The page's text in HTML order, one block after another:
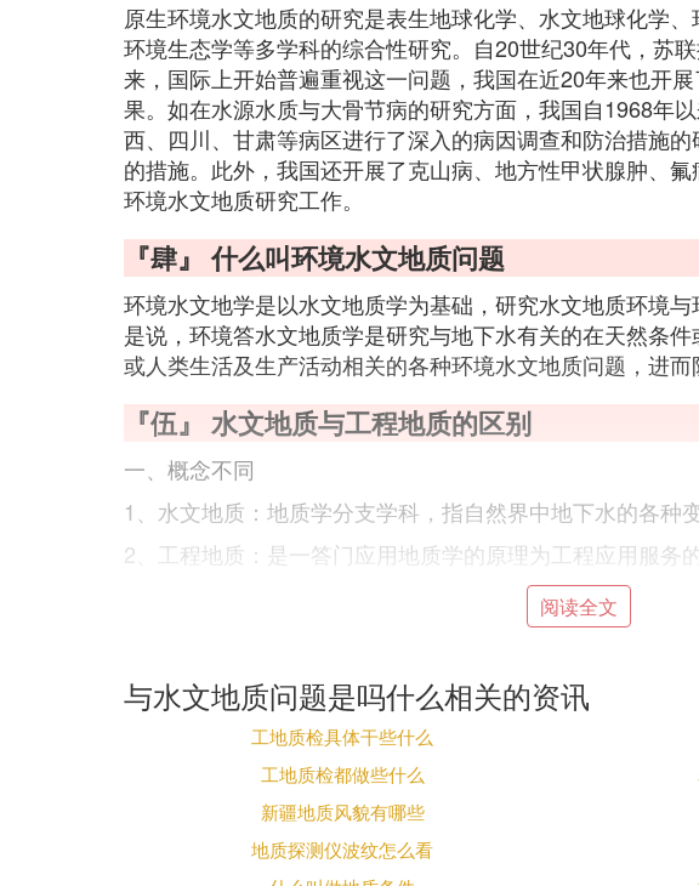
原生环境水文地质的研究是表生地球化学、水文地球化学
环境生态学等多学科的综合性研究。自20世纪30年代，苏
来，国际上开始普遍重视这一问题，我国在近20年来也开
果。如在水源水质与大骨节病的研究方面，我国自1968年
西、四川、甘肃等病区进行了深入的病因调查和防治措施
的措施。此外，我国还开展了克山病、地方性甲状腺肿、
环境水文地质研究工作。
『肆』 什么叫环境水文地质问题
环境水文地学是以水文地质学为基础，研究水文地质环境
是说，环境答水文地质学是研究与地下水有关的在天然条
或人类生活及生产活动相关的各种环境水文地质问题，进而
『伍』 水文地质与工程地质的区别
一、概念不同
1、水文地质：地质学分支学科，指自然界中地下水的各种
2、工程地质：是一答门应用地质学的原理为工程应用服务
1、水文地质：水文地质学是研究地下水的科学。主要是研
及其防治等。
2、工程地质：主要研究内容涉及
，岩石与第四纪
地质学广泛应用于工程规划，勘察，设计，施工与维护等
1、水文地质：是为研究与地下水活动有关的岩土工程问题
阅读全文
与水文地质问题是吗什么相关的资讯
工地质检具体干些什么
工地质检都做些什么
新疆地质风貌有哪些
地质探测仪波纹怎么看